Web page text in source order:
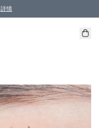
詳情
即止
售完即止♫
85 折；買6件或以上8 折
260.00
360.00
180.00
320.00
上9 折；買6件或以上85 折；買8件
買4件或以上減HKD 32.00；買6
上9 折；買8件或以上85 折；買12
特定的送貨方式 )